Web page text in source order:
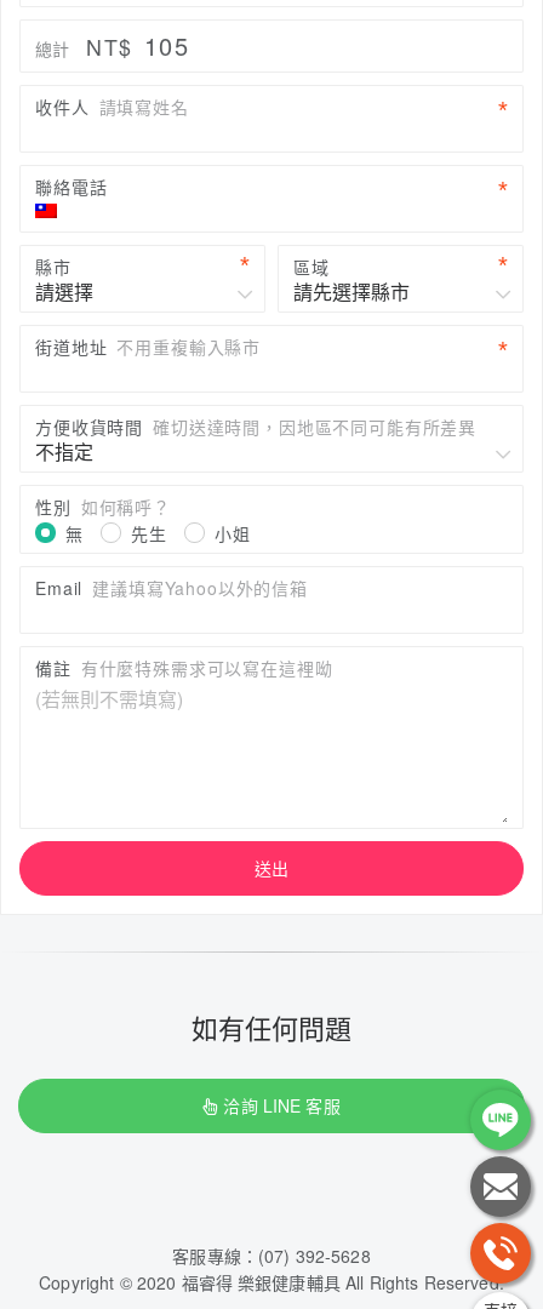
總計 NT$ 105
收件人 請填寫姓名
聯絡電話
縣市 區域
街道地址 不用重複輸入縣市
方便收貨時間 確切送達時間，因地區不同可能有所差異
性別 如何稱呼？
無
先生 小姐
Email 建議填寫Yahoo以外的信箱
備註 有什麼特殊需求可以寫在這裡呦
送出
如有任何問題
洽詢 LINE 客服
客服專線：(07) 392-5628
Copyright © 2020 福睿得 樂銀健康輔具 All Rights Reserved.